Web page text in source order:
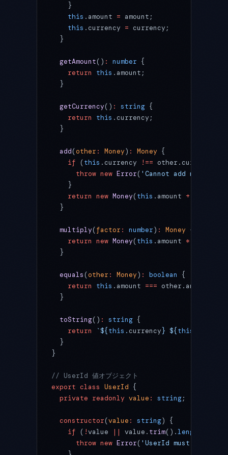
    }
    this
.amount = amount;
    this
.currency = currency;
  }
  getAmount
() : number {
    return
this .amount;
  }
  getCurrency
() : string {
    return
this .currency;
  }
  add
(other : Money) : Money {
    if
(this .currency !== other.currency) {
      throw
new Error( 'Cannot add money
    }
    return
new Money(this .amount +
  }
  multiply
(factor : number) : Money {
    return
new Money(this .amount *
  }
  equals
(other : Money) : boolean
{
    return
this .amount === other.amount
  }
  toString
() : string {
    return
`${this .currency} ${this
  }
}
// UserId 値オブジェクト
export class UserId {
  private
readonly value : string;
  constructor
(value : string) {
    if
( !value || value. trim().length
      throw
new Error( 'UserId must not be